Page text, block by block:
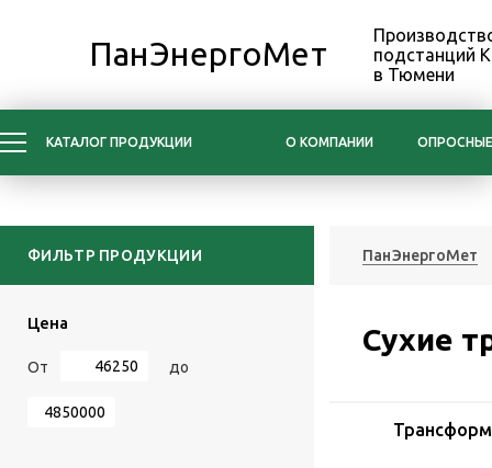
ПанЭнергоМет
подстанций
в Тюмени
КАТАЛОГ ПРОДУКЦИИ О КОМПАНИИ
ФИЛЬТР ПРОДУКЦИИ
Цена
От до
ПанЭнергоМет
Сухие